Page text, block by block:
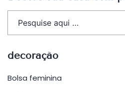
decoração
Bolsa feminina